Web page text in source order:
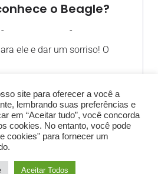
o Beagle?
- -
ele e dar um sorriso! O
Bauru. Created with
site para oferecer a você a
lembrando suas preferências e
em “Aceitar tudo”, você concorda
cookies. No entanto, você pode
cookies" para fornecer um
Aceitar Todos